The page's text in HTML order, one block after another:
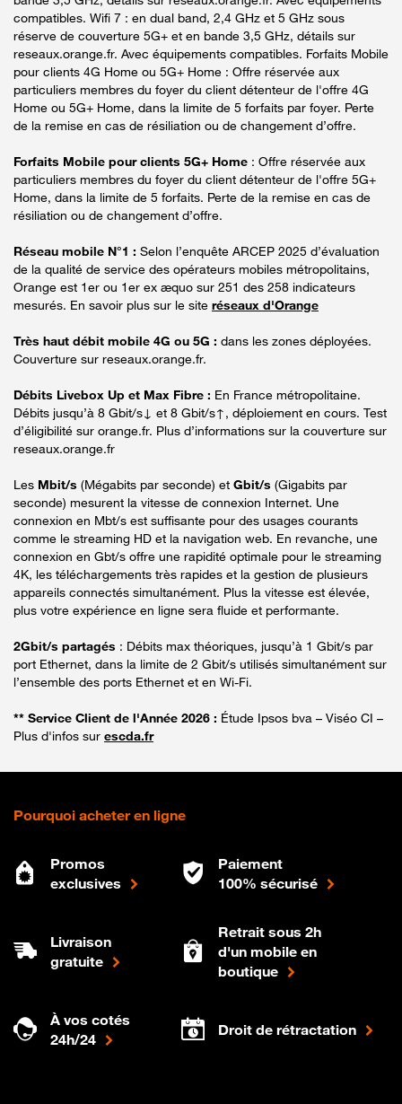
compatibles. Wifi 7 : en dual band, 2,4 GHz et 5 GHz sous
réserve de couverture 5G+ et en bande 3,5 GHz, détails sur
reseaux.orange.fr. Avec équipements compatibles. Forfaits Mobile
pour clients 4G Home ou 5G+ Home : Offre réservée aux
particuliers membres du foyer du client détenteur de l'offre 4G
Home ou 5G+ Home, dans la limite de 5 forfaits par foyer. Perte
de la remise en cas de résiliation ou de changement d’offre.
Forfaits Mobile pour clients 5G+ Home : Offre réservée aux
particuliers membres du foyer du client détenteur de l'offre 5G+
Home, dans la limite de 5 forfaits. Perte de la remise en cas de
résiliation ou de changement d’offre.
Réseau mobile N°1 : Selon l’enquête ARCEP 2025 d’évaluation
de la qualité de service des opérateurs mobiles métropolitains,
Orange est 1er ou 1er ex æquo sur 251 des 258 indicateurs
mesurés. En savoir plus sur le site réseaux d'Orange
Très haut débit mobile 4G ou 5G : dans les zones déployées.
Couverture sur reseaux.orange.fr.
Débits Livebox Up et Max Fibre : En France métropolitaine.
Débits jusqu’à 8 Gbit/s↓ et 8 Gbit/s↑, déploiement en cours. Test
d’éligibilité sur orange.fr. Plus d’informations sur la couverture sur
reseaux.orange.fr
Les Mbit/s (Mégabits par seconde) et Gbit/s (Gigabits par
seconde) mesurent la vitesse de connexion Internet. Une
connexion en Mbt/s est suffisante pour des usages courants
comme le streaming HD et la navigation web. En revanche, une
connexion en Gbt/s offre une rapidité optimale pour le streaming
4K, les téléchargements très rapides et la gestion de plusieurs
appareils connectés simultanément. Plus la vitesse est élevée,
plus votre expérience en ligne sera fluide et performante.
2Gbit/s partagés : Débits max théoriques, jusqu’à 1 Gbit/s par
port Ethernet, dans la limite de 2 Gbit/s utilisés simultanément sur
l’ensemble des ports Ethernet et en Wi-Fi.
** Service Client de l'Année 2026 : Étude Ipsos bva – Viséo CI –
Plus d'infos sur escda.fr
Pourquoi acheter en ligne
Promos
exclusives
Paiement
100% sécurisé
Livraison
gratuite
Retrait sous 2h
d'un mobile en
boutique
À vos cotés
24h/24
Droit de rétractation